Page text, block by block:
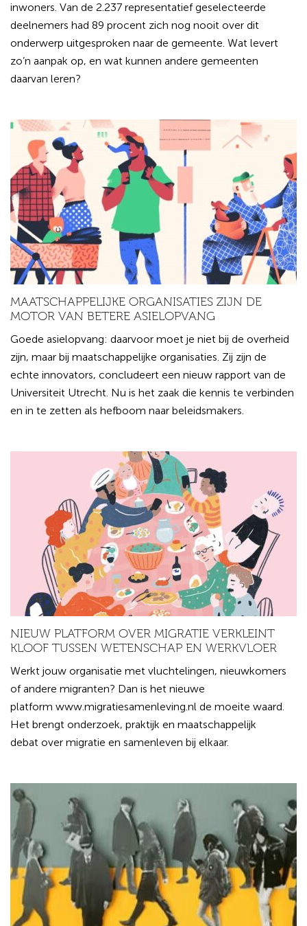
inwoners. Van de 2.237 representatief geselecteerde
deelnemers had 89 procent zich nog nooit over dit
onderwerp uitgesproken naar de gemeente. Wat levert
zo’n aanpak op, en wat kunnen andere gemeenten
daarvan leren?
MAATSCHAPPELIJKE ORGANISATIES ZIJN DE
MOTOR VAN BETERE ASIELOPVANG
Goede asielopvang: daarvoor moet je niet bij de overheid
zijn, maar bij maatschappelijke organisaties. Zij zijn de
echte innovators, concludeert een nieuw rapport van de
Universiteit Utrecht. Nu is het zaak die kennis te verbinden
en in te zetten als hefboom naar beleidsmakers.
NIEUW PLATFORM OVER MIGRATIE VERKLEINT
KLOOF TUSSEN WETENSCHAP EN WERKVLOER
Werkt jouw organisatie met vluchtelingen, nieuwkomers
of andere migranten? Dan is het nieuwe
platform www.migratiesamenleving.nl de moeite waard.
Het brengt onderzoek, praktijk en maatschappelijk
debat over migratie en samenleven bij elkaar.